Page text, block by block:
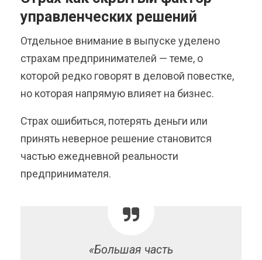
управленческих решений
Отдельное внимание в выпуске уделено
страхам предпринимателей — теме, о
которой редко говорят в деловой повестке,
но которая напрямую влияет на бизнес.
Страх ошибиться, потерять деньги или
принять неверное решение становится
частью ежедневной реальности
предпринимателя.
«Большая часть